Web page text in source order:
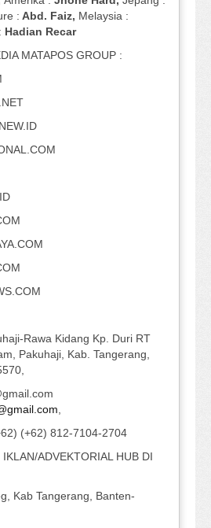
: Abd. Faiz, Melaysia :
Hadian Recar
MATAPOS GROUP :
Rawa Kidang Kp. Duri RT
Pakuhaji, Kab. Tangerang,
,
(+62) 812-7104-2704
ADVEKTORIAL HUB DI
Kab Tangerang, Banten-